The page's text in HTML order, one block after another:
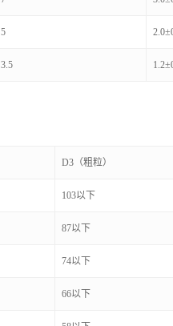
5
3.5
D3（粗粒）
103以下
87以下
74以下
66以下